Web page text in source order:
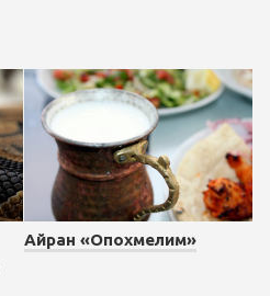
Айран «Опохмелим»